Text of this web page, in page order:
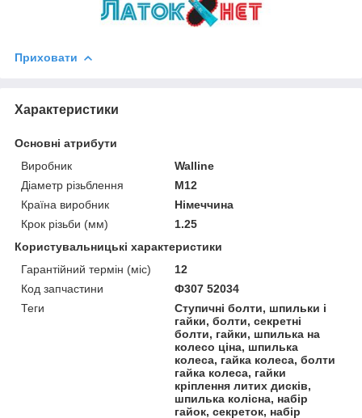
Приховати
Характеристики
Основні атрибути
Виробник
Walline
Діаметр різьблення
M12
Країна виробник
Німеччина
Крок різьби (мм)
1.25
Користувальницькі характеристики
Гарантійний термін (міс)
12
Код запчастини
Ф307 52034
Теги
Ступичні болти, шпильки і
гайки, болти, секретні
болти, гайки, шпилька на
колесо ціна, шпилька
колеса, гайка колеса, болти
гайка колеса, гайки
кріплення литих дисків,
шпилька колісна, набір
гайок, секреток, набір